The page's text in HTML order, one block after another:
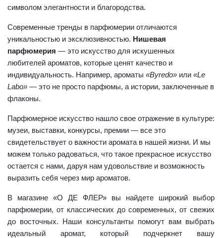
символом элегантности и благородства.
Современные тренды в парфюмерии отличаются
уникальностью и эксклюзивностью. Нишевая
парфюмерия — это искусство для искушенных
любителей ароматов, которые ценят качество и
индивидуальность. Например, ароматы «Byredo» или «Le
Labo» — это не просто парфюмы, а истории, заключенные в
флаконы.
Парфюмерное искусство нашло свое отражение в культуре:
музеи, выставки, конкурсы, премии — все это
свидетельствует о важности аромата в нашей жизни. И мы
можем только радоваться, что такое прекрасное искусство
остается с нами, даруя нам удовольствие и возможность
выразить себя через мир ароматов.
В магазине «О ДЕ ФЛЕР» вы найдете широкий выбор
парфюмерии, от классических до современных, от свежих
до восточных. Наши консультанты помогут вам выбрать
идеальный аромат, который подчеркнет вашу